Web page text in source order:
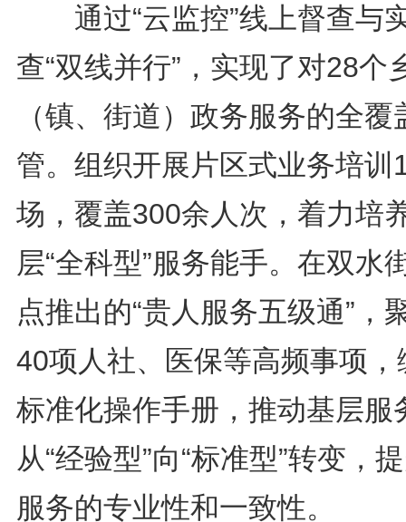
通过“云监控”线上督查与
查“双线并行”，实现了对28个
（镇、街道）政务服务的全覆
管。组织开展片区式业务培训
场，覆盖300余人次，着力培
层“全科型”服务能手。在双水
点推出的“贵人服务五级通”，
40项人社、医保等高频事项，
标准化操作手册，推动基层服
从“经验型”向“标准型”转变，
服务的专业性和一致性。